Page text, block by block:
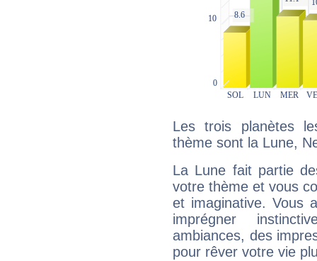
Les trois planètes
thème sont la Lune,
La Lune fait partie
votre thème et vous
et imaginative. Vous
imprégner
ambiances, des
pour rêver votre vie